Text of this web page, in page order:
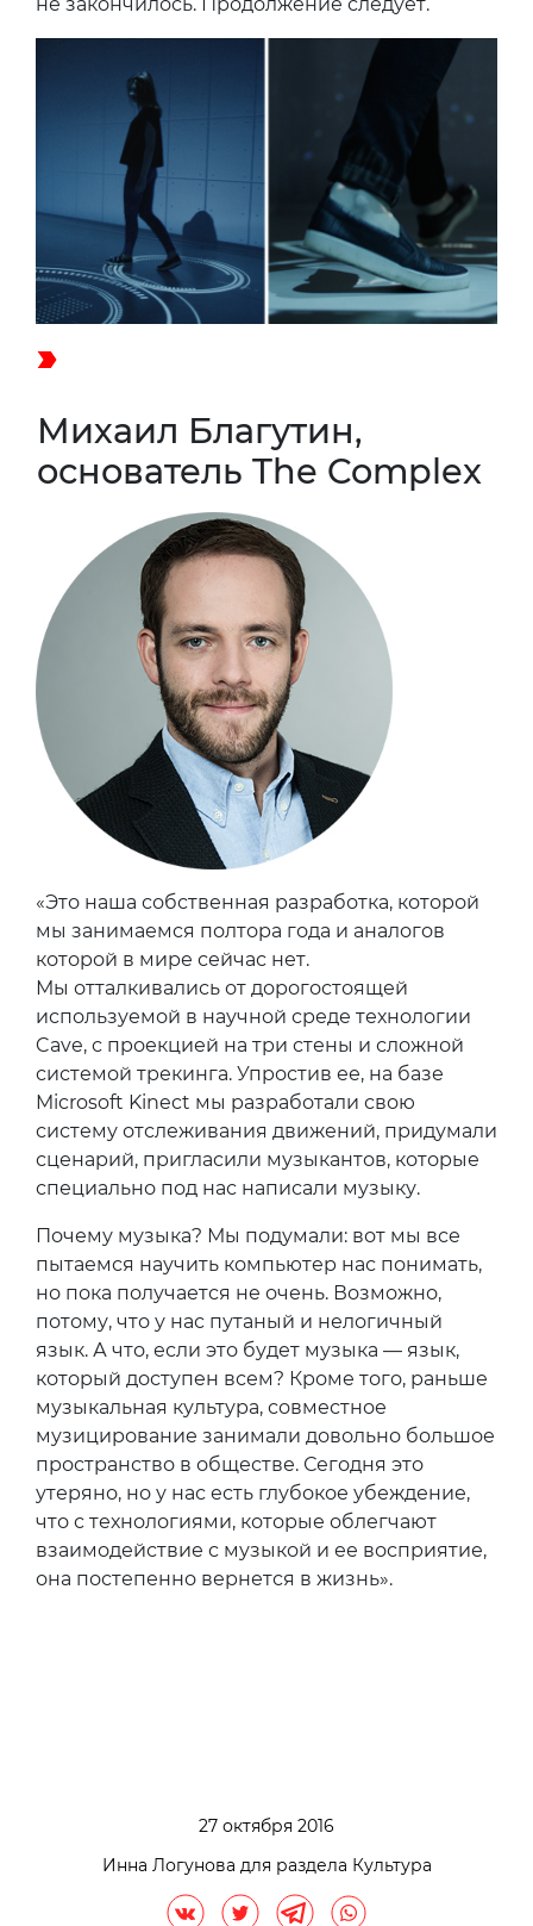
не закончилось. Продолжение следует.
Михаил Благутин,
основатель The Complex
«Это наша собственная разработка, которой
мы занимаемся полтора года и аналогов
которой в мире сейчас нет.
Мы отталкивались от дорогостоящей
используемой в научной среде технологии
Cave, с проекцией на три стены и сложной
системой трекинга. Упростив ее, на базе
Microsoft Kinect мы разработали свою
систему отслеживания движений, придумали
сценарий, пригласили музыкантов, которые
специально под нас написали музыку.
Почему музыка? Мы подумали: вот мы все
пытаемся научить компьютер нас понимать,
но пока получается не очень. Возможно,
потому, что у нас путаный и нелогичный
язык. А что, если это будет музыка — язык,
который доступен всем? Кроме того, раньше
музыкальная культура, совместное
музицирование занимали довольно большое
пространство в обществе. Сегодня это
утеряно, но у нас есть глубокое убеждение,
что с технологиями, которые облегчают
взаимодействие с музыкой и ее восприятие,
она постепенно вернется в жизнь».
27 октября 2016
Инна Логунова для раздела Культура